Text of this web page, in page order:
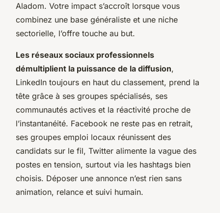
Aladom. Votre impact s’accroît lorsque vous
combinez une base généraliste et une niche
sectorielle, l’offre touche au but.
Les réseaux sociaux professionnels
démultiplient la puissance de la diffusion,
LinkedIn toujours en haut du classement, prend la
tête grâce à ses groupes spécialisés, ses
communautés actives et la réactivité proche de
l’instantanéité. Facebook ne reste pas en retrait,
ses groupes emploi locaux réunissent des
candidats sur le fil, Twitter alimente la vague des
postes en tension, surtout via les hashtags bien
choisis. Déposer une annonce n’est rien sans
animation, relance et suivi humain.